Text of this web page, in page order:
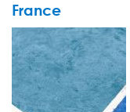
:
notre
flexible
France
VIDEO
THUMBNAIL